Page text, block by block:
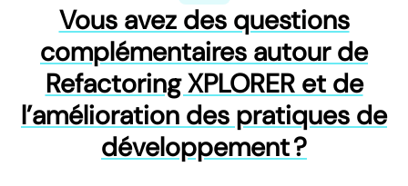
Vous avez des questions
complémentaires autour de
Refactoring XPLORER et de
l’amélioration des pratiques de
développement ?